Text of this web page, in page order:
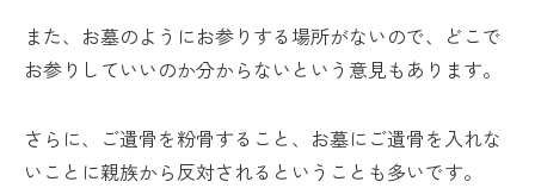
また、お墓のようにお参りする場所がないので、どこで
お参りしていいのか分からないという意見もあります。
さらに、ご遺骨を粉骨すること、お墓にご遺骨を入れな
いことに親族から反対されるということも多いです。